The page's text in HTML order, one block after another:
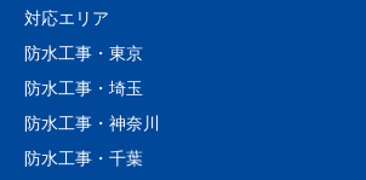
対応エリア
防水工事・東京
防水工事・埼玉
防水工事・神奈川
防水工事・千葉